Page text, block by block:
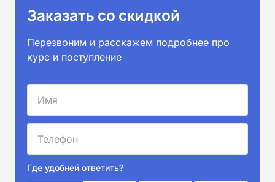
Заказать со скидкой
Перезвоним и расскажем подробнее про
курс и поступление
Где удобней ответить?